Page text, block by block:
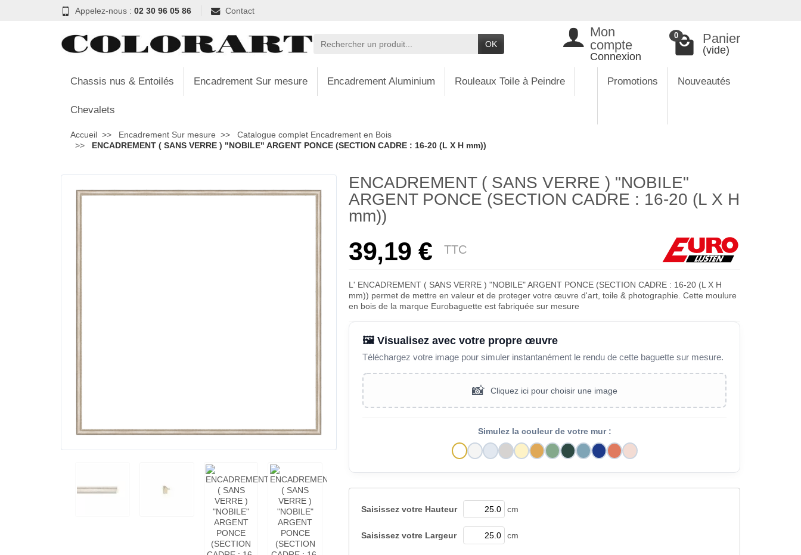
Appelez-nous : 02 30 96 05 86 Contact
OK
Mon
compte
Connexion
0 Panier
(vide)
Chassis nus & Entoilés Encadrement Sur mesure Encadrement Aluminium Rouleaux Toile à Peindre
Chevalets
Promotions Nouveautés
Accueil Encadrement Sur mesure
Catalogue complet Encadrement en Bois
ENCADREMENT ( SANS VERRE ) "NOBILE" ARGENT PONCE (SECTION CADRE : 16-20 (L X H mm))
ENCADREMENT ( SANS VERRE ) "NOBILE"
ARGENT PONCE (SECTION CADRE : 16-20 (L X H
mm))
39,19 € TTC
L' ENCADREMENT ( SANS VERRE ) "NOBILE" ARGENT PONCE (SECTION CADRE : 16-20 (L X H
mm)) permet de mettre en valeur et de proteger votre œuvre d'art, toile & photographie. Cette moulure
en bois de la marque Eurobaguette est fabriquée sur mesure
🖼️ Visualisez avec votre propre œuvre
Téléchargez votre image pour simuler instantanément le rendu de cette baguette sur mesure.
📸 Cliquez ici pour choisir une image
Simulez la couleur de votre mur :
Saisissez votre Hauteur cm
Saisissez votre Largeur cm